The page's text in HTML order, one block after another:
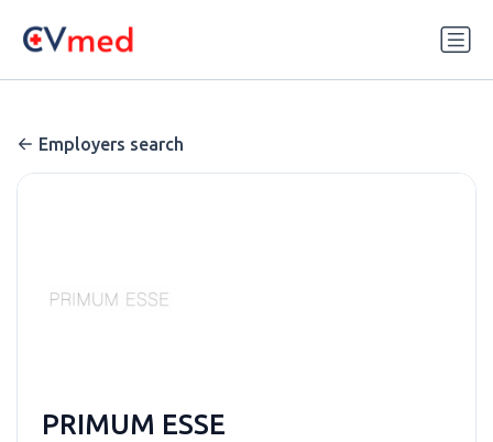
Employers search
PRIMUM ESSE